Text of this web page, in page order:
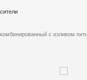
с изливом